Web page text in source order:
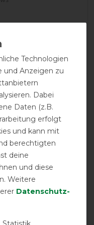
reviews
Technologien
und Anzeigen zu
Dabei
Daten (z.B.
erfolgt
und kann mit
berechtigten
deine
und diese
Weitere
Daten­schutz­